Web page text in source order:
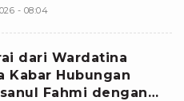
Vietnam
- 08:04
dari Wardatina
Kabar Hubungan
Fahmi dengan